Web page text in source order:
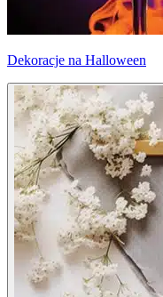
Dekoracje na Halloween